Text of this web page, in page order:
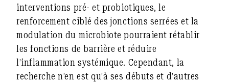
interventions pré- et probiotiques, le
renforcement ciblé des jonctions serrées et la
modulation du microbiote pourraient rétablir
les fonctions de barrière et réduire
l’inflammation systémique. Cependant, la
recherche n’en est qu’à ses débuts et d’autres